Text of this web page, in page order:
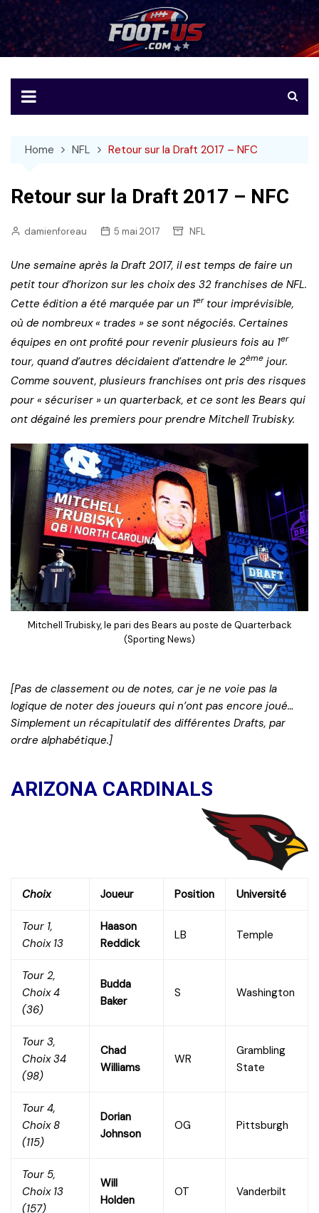
to
content
Foot-US
Le football américain en français
Home NFL Retour sur la Draft 2017 – NFC
Retour sur la Draft 2017 – NFC
damienforeau 5 mai 2017 NFL
Une semaine après la Draft 2017, il est temps de faire un
petit tour d’horizon sur les choix des 32 franchises de NFL.
Cette édition a été marquée par un 1ertour imprévisible,
où de nombreux « trades » se sont négociés. Certaines
équipes en ont profité pour revenir plusieurs fois au 1er
tour, quand d’autres décidaient d’attendre le 2ème jour.
Comme souvent, plusieurs franchises ont pris des risques
pour « sécuriser » un quarterback, et ce sont les Bears qui
ont dégainé les premiers pour prendre Mitchell Trubisky.
Mitchell Trubisky, le pari des Bears au poste de Quarterback
(Sporting News)
[Pas de classement ou de notes, car je ne voie pas la
logique de noter des joueurs qui n’ont pas encore joué…
Simplement un récapitulatif des différentes Drafts, par
ordre alphabétique.]
ARIZONA CARDINALS
Choix Joueur Position Université
Tour 1,
Choix 13
Haason
Reddick
LB Temple
Tour 2,
Choix 4
(36)
Budda
Baker
S Washington
Tour 3,
Choix 34
(98)
Chad
Williams
WR
Grambling
State
Tour 4,
Choix 8
(115)
Dorian
Johnson
OG Pittsburgh
Tour 5,
Choix 13
(157)
Will
Holden
OT Vanderbilt